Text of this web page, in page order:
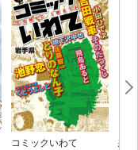
コミックいわて 想